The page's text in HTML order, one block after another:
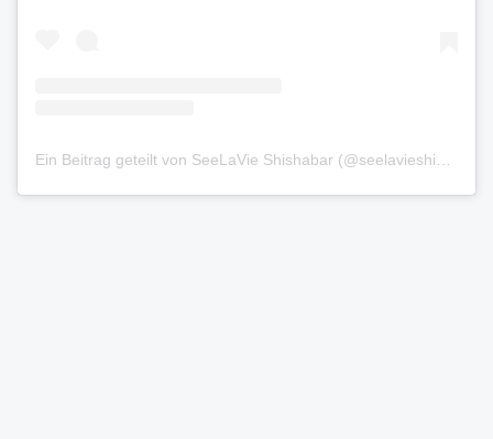
Ein Beitrag geteilt von SeeLaVie Shishabar (@seelavieshishabar)